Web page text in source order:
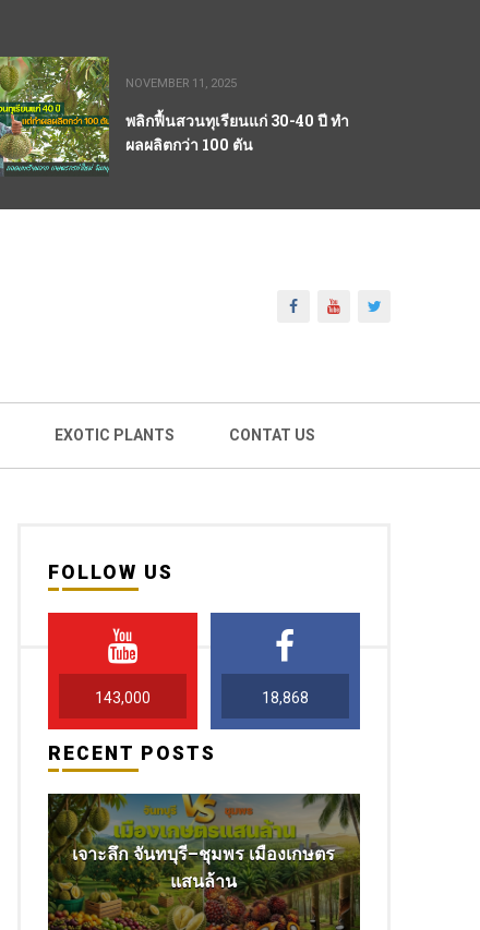
NOVEMBER 11, 2025
พลิกฟื้นสวนทุเรียนแก่ 30-40 ปี ทำ
ผลผลิตกว่า 100 ตัน
EXOTIC PLANTS CONTAT US
FOLLOW US
143,000 18,868
RECENT POSTS
เจาะลึก จันทบุรี–ชุมพร เมืองเกษตร
แสนล้าน